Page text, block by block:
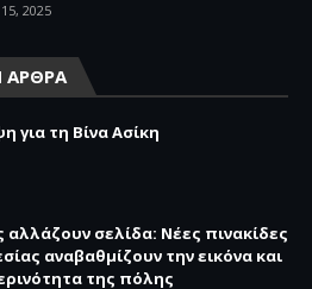
2025
ΑΡΘΡΑ
για τη Βίνα Ασίκη
αλλάζουν σελίδα: Νέες πινακίδες
αναβαθμίζουν την εικόνα και
της πόλης